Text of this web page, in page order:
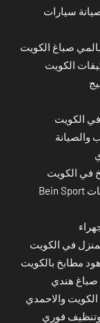
سيارات
صباغ الكويت
الكويت
والصيانة
في الكويت
اشتراك بي ان سبورت المنطقة العاشرة باقات Bein Sport
في الكويت
مطابخ بالكويت
صباغ هندي
والاحمدي
فوري